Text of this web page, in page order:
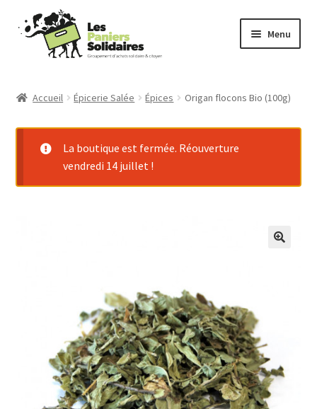
Aller
Aller
contenu
Menu
Mode d’emploi
Qui sommes-nous ?
Accueil Épicerie Salée Épices Origan flocons Bio (100g)
La boutique est fermée. Réouverture
vendredi 14 juillet !